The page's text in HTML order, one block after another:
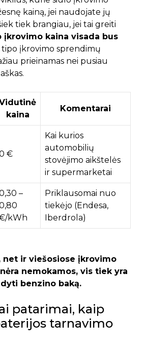
kainą, jei naudojate jų
tiek brangiau, jei tai greiti
įkrovimo kaina visada bus
tipo įkrovimo sprendimų
prieinamas nei pusiau
kaina
Komentarai
€
Kai kurios
automobilių
stovėjimo aikštelės
ir supermarketai
–
kWh
Priklausomai nuo
tiekėjo (Endesa,
Iberdrola)
net ir viešosiose įkrovimo
nemokamos, vis tiek yra
benzino baką.
patarimai, kaip
tarnavimo